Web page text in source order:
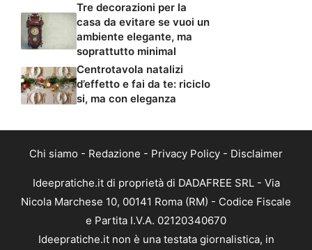
Tre decorazioni per la
casa da evitare se vuoi un
ambiente elegante, ma
soprattutto minimal
Centrotavola natalizi
d’effetto e fai da te: riciclo
si, ma con eleganza
Chi siamo - Redazione - Privacy Policy - Disclaimer
Ideepratiche.it di proprietà di DADAFREE SRL - Via
Nicola Marchese 10, 00141 Roma (RM) - Codice Fiscale
e Partita I.V.A. 02120340670
Ideepratiche.it non è una testata giornalistica, in